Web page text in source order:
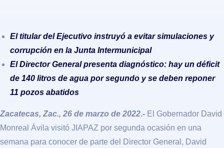
El titular del Ejecutivo instruyó a evitar simulaciones y
corrupción en la Junta Intermunicipal
El Director General presenta diagnóstico: hay un déficit
de 140 litros de agua por segundo y se deben reponer
11 pozos abatidos
Zacatecas, Zac., 26 de marzo de 2022.- El Gobernador David
Monreal Ávila visitó JIAPAZ por segunda ocasión en una
semana para conocer de parte del Director General, David